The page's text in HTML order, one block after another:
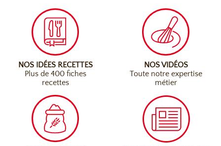
NOS IDÉES RECETTES
Plus de 400 fiches
recettes
NOS VIDÉOS
Toute notre expertise
métier